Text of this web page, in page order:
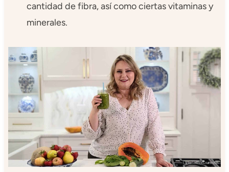
cantidad de fibra, así como ciertas vitaminas y
minerales.